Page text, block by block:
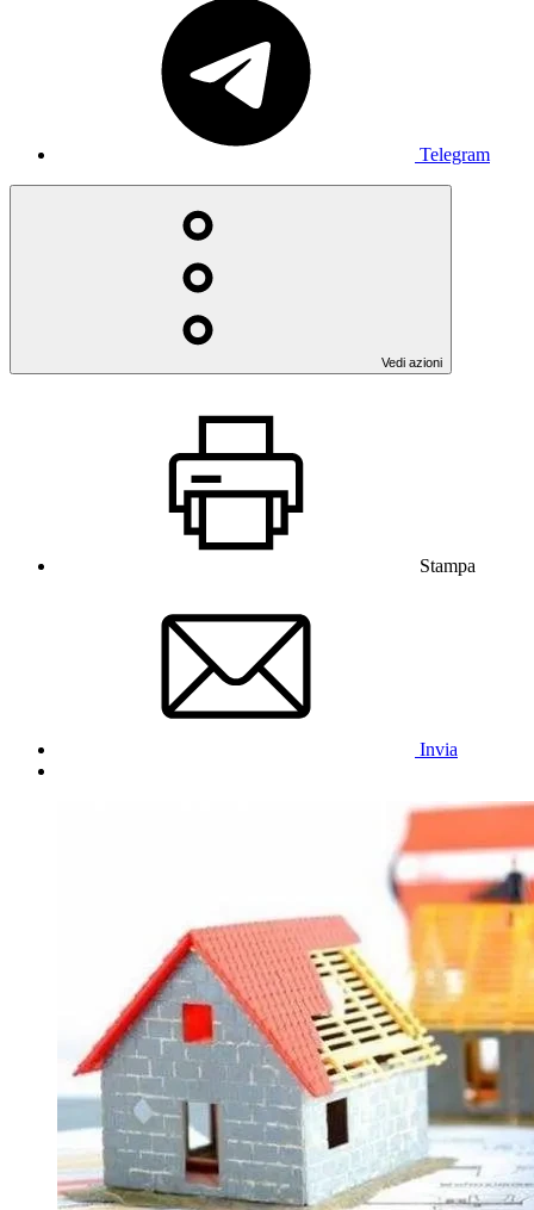
Telegram
Vedi azioni
Stampa
Invia